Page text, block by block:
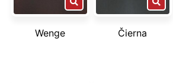
Wenge Čierna